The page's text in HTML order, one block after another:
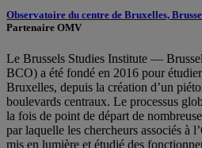
Observatoire du centre de Bruxelles,
Partenaire OMV
Le Brussels Studies Institute —
BCO) a été fondé en 2016 pour
Bruxelles, depuis la création d’un
boulevards centraux. Le processus
la fois de point de départ de
par laquelle les chercheurs associés à
mis en lumière et étudié des